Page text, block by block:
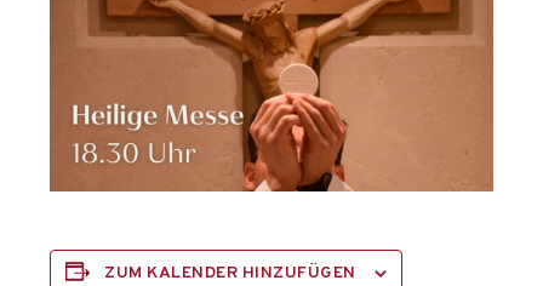
ZUM KALENDER HINZUFÜGEN